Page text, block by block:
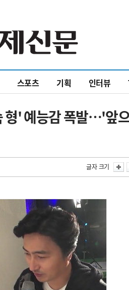
스포츠 기획 인터뷰
형' 예능감 폭발…'앞
글자 크기